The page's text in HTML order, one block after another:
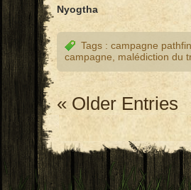
Nyogtha
Tags : campagne
campagne, malédiction du
« Older Entries